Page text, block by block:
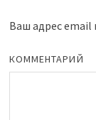
Ваш адрес email
КОММЕНТАРИЙ